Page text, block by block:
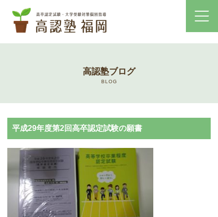
高認塾のご案内
講師紹介
高卒認定試験とは
高卒認定試験にかかる費用
高認塾ブログ
BLOG
平成29年度第2回高卒認定試験の願書